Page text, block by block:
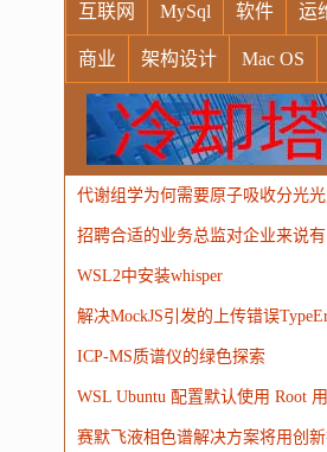
互联网 MySql 软件 运
商业 架构设计 Mac OS
Windows Oracle Socket
MongoDB 运营 Python
电子 娱乐 设计 摄影
WordPress HTTP 团建
代谢组学为何需要原子吸收分光
招聘合适的业务总监对企业来说
WSL2中安装whisper
ICP-MS质谱仪的绿色探索
WSL Ubuntu 配置默认使用 Root
赛默飞液相色谱解决方案将用创